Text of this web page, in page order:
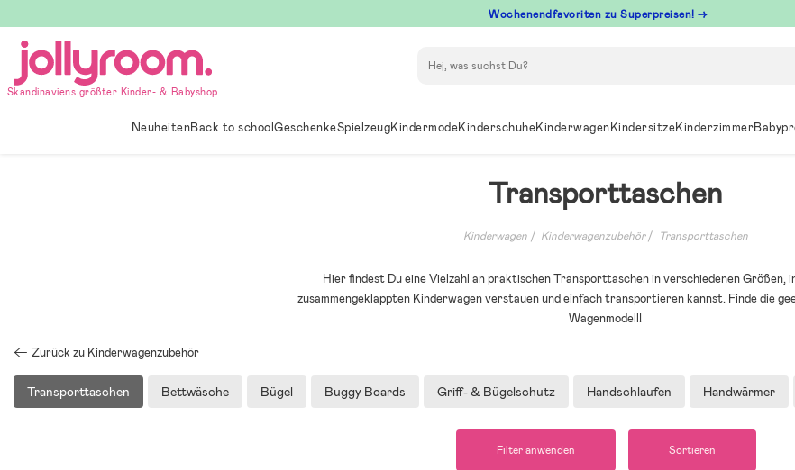
till
innehållet
Wochenendfavoriten zu Superpreisen! →
Skandinaviens größter Kinder- & Babyshop
NeuheitenBack to schoolGeschenkeSpielzeugKindermodeKinderschuheKinderwagenKindersitzeKinderzimmer
Transporttaschen
Kinderwagen Kinderwagenzubehör Transporttaschen
Hier findest Du eine Vielzahl an praktischen Transporttaschen in verschiedenen Größen,
zusammengeklappten Kinderwagen verstauen und einfach transportieren kannst. Finde die
Wagenmodell!
Zurück zu Kinderwagenzubehör
Transporttaschen Bettwäsche Bügel Buggy Boards Griff- & Bügelschutz Handschlaufen Handwärmer
Filter anwenden Sortieren